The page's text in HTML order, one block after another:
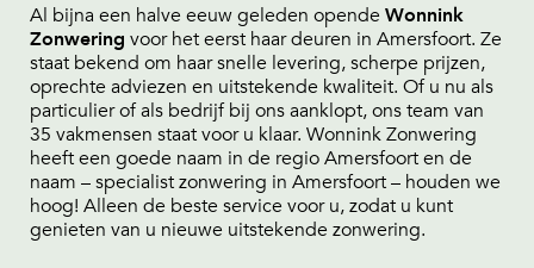
Al bijna een halve eeuw geleden opende Wonnink
Zonwering voor het eerst haar deuren in Amersfoort. Ze
staat bekend om haar snelle levering, scherpe prijzen,
oprechte adviezen en uitstekende kwaliteit. Of u nu als
particulier of als bedrijf bij ons aanklopt, ons team van
35 vakmensen staat voor u klaar. Wonnink Zonwering
heeft een goede naam in de regio Amersfoort en de
naam – specialist zonwering in Amersfoort – houden we
hoog! Alleen de beste service voor u, zodat u kunt
genieten van u nieuwe uitstekende zonwering.